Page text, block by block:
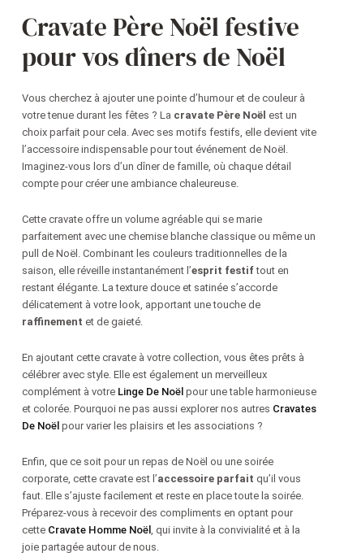
Cravate Père Noël festive
pour vos dîners de Noël
Vous cherchez à ajouter une pointe d’humour et de couleur à
votre tenue durant les fêtes ? La cravate Père Noël est un
choix parfait pour cela. Avec ses motifs festifs, elle devient vite
l’accessoire indispensable pour tout événement de Noël.
Imaginez-vous lors d’un dîner de famille, où chaque détail
compte pour créer une ambiance chaleureuse.
Cette cravate offre un volume agréable qui se marie
parfaitement avec une chemise blanche classique ou même un
pull de Noël. Combinant les couleurs traditionnelles de la
saison, elle réveille instantanément l’esprit festiftout en
restant élégante. La texture douce et satinée s’accorde
délicatement à votre look, apportant une touche de
raffinement et de gaieté.
En ajoutant cette cravate à votre collection, vous êtes prêts à
célébrer avec style. Elle est également un merveilleux
complément à votre Linge De Noël pour une table harmonieuse
et colorée. Pourquoi ne pas aussi explorer nos autres Cravates
De Noël pour varier les plaisirs et les associations ?
Enfin, que ce soit pour un repas de Noël ou une soirée
corporate, cette cravate est l’accessoire parfait qu’il vous
faut. Elle s’ajuste facilement et reste en place toute la soirée.
Préparez-vous à recevoir des compliments en optant pour
cette Cravate Homme Noël, qui invite à la convivialité et à la
joie partagée autour de nous.